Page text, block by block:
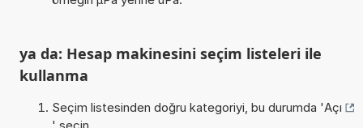
ya da: Hesap makinesini seçim listeleri ile
kullanma
Seçim listesinden doğru kategoriyi, bu durumda 'Açı
' seçin.